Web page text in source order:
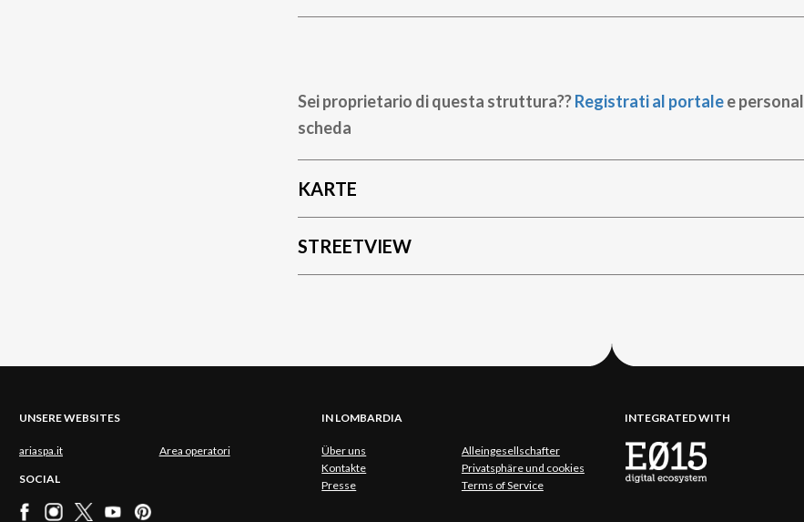
Sei proprietario di questa struttura??Registrati al portalee
scheda
KARTE
STREETVIEW
UNSERE WEBSITES
ariaspa.it Area operatori
SOCIAL
IN LOMBARDIA
Über uns
Alleingesellschafter
Kontakte
Privatsphäre und cookies
Presse
Terms of Service
INTEGRATED WITH